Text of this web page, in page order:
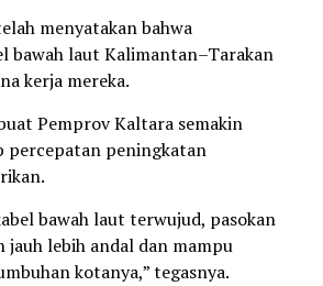
menyatakan bahwa
bawah laut Kalimantan–Tarakan
kerja mereka.
Pemprov Kaltara semakin
percepatan peningkatan
bawah laut terwujud, pasokan
lebih andal dan mampu
kotanya,” tegasnya.